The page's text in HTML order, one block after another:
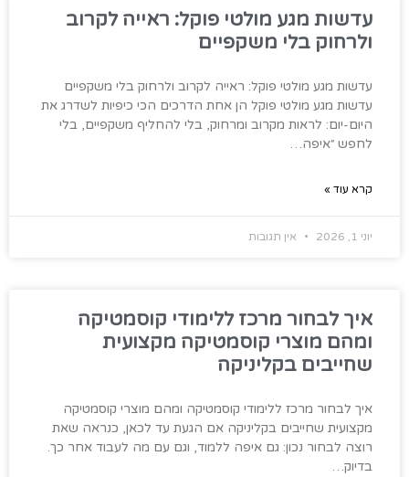
עדשות מגע מולטי פוקל: ראייה לקרוב
ולרחוק בלי משקפיים
עדשות מגע מולטי פוקל: ראייה לקרוב ולרחוק בלי משקפיים
עדשות מגע מולטי פוקל הן אחת הדרכים הכי כיפיות לשדרג את
היום-יום: לראות מקרוב ומרחוק, בלי להחליף משקפיים, בלי
לחפש ״איפה…
קרא עוד »
יוני 1, 2026 אין תגובות
איך לבחור מרכז ללימודי קוסמטיקה
ומהם מוצרי קוסמטיקה מקצועית
שחייבים בקליניקה
איך לבחור מרכז ללימודי קוסמטיקה ומהם מוצרי קוסמטיקה
מקצועית שחייבים בקליניקה אם הגעת עד לכאן, כנראה שאת
רוצה לבחור נכון: גם איפה ללמוד, וגם עם מה לעבוד אחר כך.
בדיוק…